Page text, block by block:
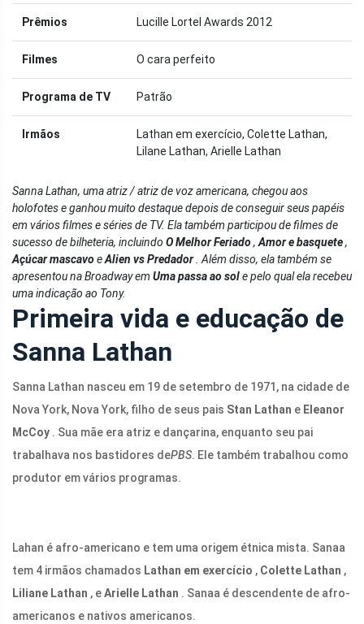
Prêmios Lucille Lortel Awards 2012
Filmes O cara perfeito
Programa de TV Patrão
Irmãos
Lathan em exercício, Colette Lathan,
Lilane Lathan, Arielle Lathan
Sanna Lathan, uma atriz / atriz de voz americana, chegou aos
holofotes e ganhou muito destaque depois de conseguir seus papéis
em vários filmes e séries de TV. Ela também participou de filmes de
sucesso de bilheteria, incluindo O Melhor Feriado, Amor e basquete,
Açúcar mascavoeAlien vs Predador . Além disso, ela também se
apresentou na Broadway em Uma passa ao sole pelo qual ela recebeu
uma indicação ao Tony.
Primeira vida e educação de
Sanna Lathan
Sanna Lathan nasceu em 19 de setembro de 1971, na cidade de
Nova York, Nova York, filho de seus pais Stan Lathan e Eleanor
McCoy . Sua mãe era atriz e dançarina, enquanto seu pai
trabalhava nos bastidores dePBS. Ele também trabalhou como
produtor em vários programas.
Lahan é afro-americano e tem uma origem étnica mista. Sanaa
tem 4 irmãos chamados Lathan em exercício , Colette Lathan ,
Liliane Lathan , eArielle Lathan . Sanaa é descendente de afro-
americanos e nativos americanos.